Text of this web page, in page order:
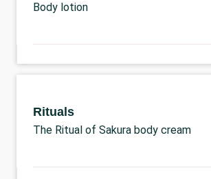
Body lotion
Rituals
The Ritual of Sakura body cream